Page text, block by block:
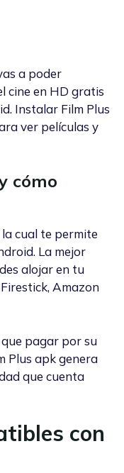
a poder
cine en HD gratis
Instalar Film Plus
ver películas y
cómo
cual te permite
La mejor
alojar en tu
Amazon
pagar por su
Plus apk genera
que cuenta
con